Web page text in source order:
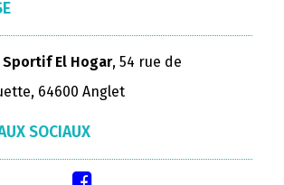
Sportif El Hogar, 54 rue de
64600 Anglet
SOCIAUX